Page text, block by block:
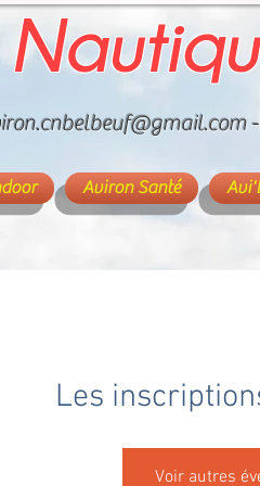
Aviron Santé
Les
Voir autres